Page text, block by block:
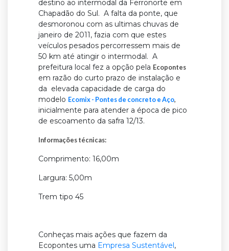
destino ao intermodal da Ferronorte em
Chapadão do Sul. A falta da ponte, que
desmoronou com as ultimas chuvas de
janeiro de 2011, fazia com que estes
veículos pesados percorressem mais de
50 km até atingir o intermodal. A
prefeitura local fez a opção pela Ecopontes
em razão do curto prazo de instalação e
da elevada capacidade de carga do
modelo Ecomix - Pontes de concreto e Aço,
inicialmente para atender a época de pico
de escoamento da safra 12/13.
Informações técnicas:
Comprimento: 16,00m
Largura: 5,00m
Trem tipo 45
Conheças mais ações que fazem da
Ecopontes uma Empresa Sustentável,